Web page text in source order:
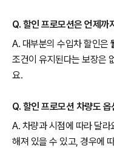
Q. 할인 프로모션은 언제까
A. 대부분의 수입차 할인은
조건이 유지된다는 보장은
요.
Q. 할인 프로모션 차량도
A. 차량과 시점에 따라 달
해져 있을 수 있고, 경우에